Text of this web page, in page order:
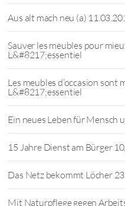
Aus alt mach neu (a)
Sauver les meubles pour
L&#8217;essentiel
Les meubles d’occasion
L&#8217;essentiel
Ein neues Leben für Mensch
15 Jahre Dienst am Bürger
Das Netz bekommt Löcher
Mit Naturpflege gegen